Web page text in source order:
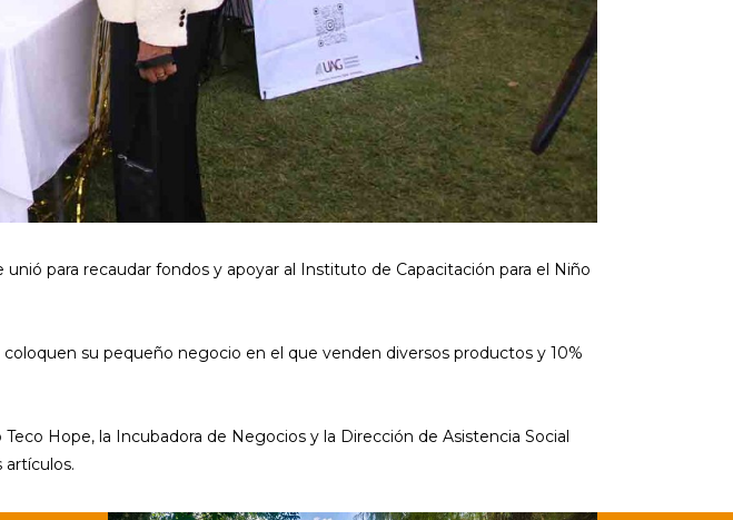
para recaudar fondos y apoyar al Instituto de Capacitación para el Niño
su pequeño negocio en el que venden diversos productos y 10%
Hope, la Incubadora de Negocios y la Dirección de Asistencia Social
artículos.